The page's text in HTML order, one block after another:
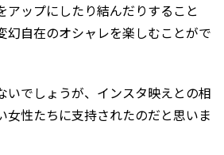
アップにしたり結んだりすること
幻自在のオシャレを楽しむことがで
いでしょうが、インスタ映えとの相
女性たちに支持されたのだと思いま